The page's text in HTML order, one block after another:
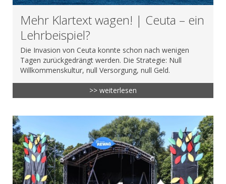
Mehr Klartext wagen! | Ceuta – ein
Lehrbeispiel?
Die Invasion von Ceuta konnte schon nach wenigen
Tagen zurückgedrängt werden. Die Strategie: Null
Willkommenskultur, null Versorgung, null Geld.
>> weiterlesen